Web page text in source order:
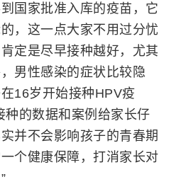
国家批准入库的疫苗，它
，这一点大家不用过分忧
定是尽早接种越好，尤其
男性感染的症状比较隐
16岁开始接种HPV疫
种的数据和案例给家长仔
并不会影响孩子的青春期
个健康保障，打消家长对